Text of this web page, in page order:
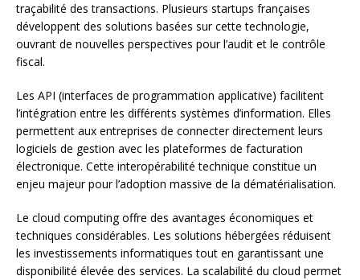
traçabilité des transactions. Plusieurs startups françaises
développent des solutions basées sur cette technologie,
ouvrant de nouvelles perspectives pour l’audit et le contrôle
fiscal.
Les API (interfaces de programmation applicative) facilitent
l’intégration entre les différents systèmes d’information. Elles
permettent aux entreprises de connecter directement leurs
logiciels de gestion avec les plateformes de facturation
électronique. Cette interopérabilité technique constitue un
enjeu majeur pour l’adoption massive de la dématérialisation.
Le cloud computing offre des avantages économiques et
techniques considérables. Les solutions hébergées réduisent
les investissements informatiques tout en garantissant une
disponibilité élevée des services. La scalabilité du cloud permet